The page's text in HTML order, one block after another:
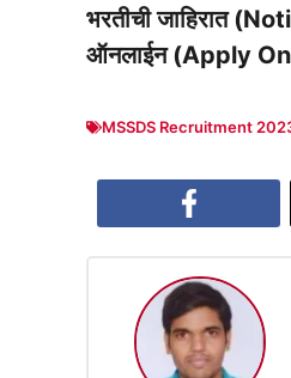
भरतीची जाहिरात
ऑनलाईन (Apply
MSSDS Recruitment